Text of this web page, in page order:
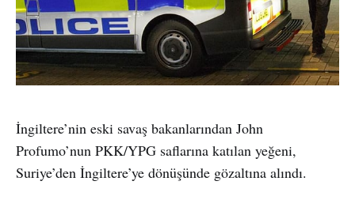
İngiltere’nin eski savaş bakanlarından John
Profumo’nun PKK/YPG saflarına katılan yeğeni,
Suriye’den İngiltere’ye dönüşünde gözaltına alındı.